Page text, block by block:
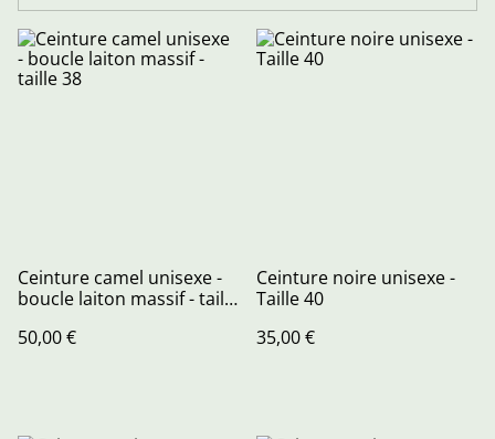
Ceinture camel unisexe -
boucle laiton massif - taille
50,00 €
Ceinture noire unisexe -
Taille 40
35,00 €